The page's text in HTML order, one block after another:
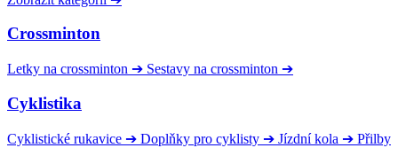
Crossminton
Letky na crossminton ➔ Sestavy na crossminton ➔
Cyklistika
Cyklistické rukavice ➔ Doplňky pro cyklisty ➔ Jízdní kola ➔ Přilby